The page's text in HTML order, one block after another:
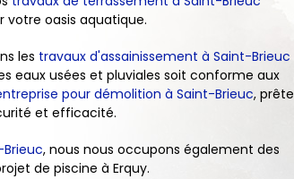
votre oasis aquatique.
les travaux d'assainissement à Saint-Brieuc
eaux usées et pluviales soit conforme aux
pour démolition à Saint-Brieuc, prête
et efficacité.
Brieuc, nous nous occupons également des
de piscine à Erquy.